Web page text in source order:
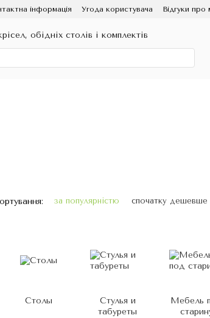
інформація Угода користувача
Відгуки про
обідніх столів і комплектів
за популярністю спочатку дешевше
Столы
Стулья и
табуреты
Мебель